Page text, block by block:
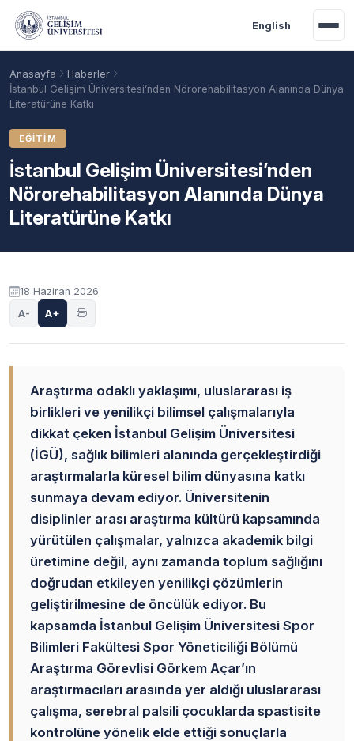
Ana içeriğe geç
English
Anasayfa
Haberler
İstanbul Gelişim Üniversitesi’nden Nörorehabilitasyon Alanında Dünya
Literatürüne Katkı
EĞITIM
İstanbul Gelişim Üniversitesi’nden
Nörorehabilitasyon Alanında Dünya
Literatürüne Katkı
18 Haziran 2026
A- A+
Araştırma odaklı yaklaşımı, uluslararası iş
birlikleri ve yenilikçi bilimsel çalışmalarıyla
dikkat çeken İstanbul Gelişim Üniversitesi
(İGÜ), sağlık bilimleri alanında gerçekleştirdiği
araştırmalarla küresel bilim dünyasına katkı
sunmaya devam ediyor. Üniversitenin
disiplinler arası araştırma kültürü kapsamında
yürütülen çalışmalar, yalnızca akademik bilgi
üretimine değil, aynı zamanda toplum sağlığını
doğrudan etkileyen yenilikçi çözümlerin
geliştirilmesine de öncülük ediyor. Bu
kapsamda İstanbul Gelişim Üniversitesi Spor
Bilimleri Fakültesi Spor Yöneticiliği Bölümü
Araştırma Görevlisi Görkem Açar’ın
araştırmacıları arasında yer aldığı uluslararası
çalışma, serebral palsili çocuklarda spastisite
kontrolüne yönelik elde ettiği sonuçlarla